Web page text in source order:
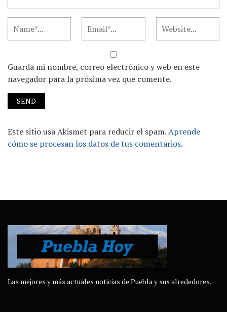
Guarda mi nombre, correo electrónico y web en este
navegador para la próxima vez que comente.
Este sitio usa Akismet para reducir el spam.Aprende
cómo se procesan los datos de tus comentarios.
Las mejores y más actuales noticias de Puebla y sus alrededores.